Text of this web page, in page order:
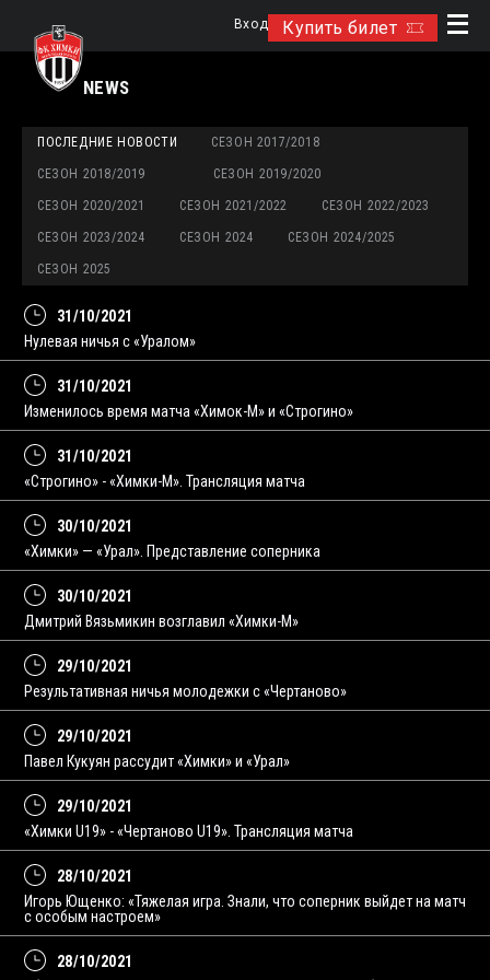
Купить билет
Вход
NEWS
ПОСЛЕДНИЕ НОВОСТИ СЕЗОН 2017/2018
СЕЗОН 2018/2019 СЕЗОН 2019/2020
СЕЗОН 2020/2021 СЕЗОН 2021/2022 СЕЗОН 2022/2023
СЕЗОН 2023/2024 СЕЗОН 2024 СЕЗОН 2024/2025
СЕЗОН 2025
31/10/2021
Нулевая ничья с «Уралом»
31/10/2021
Изменилось время матча «Химок-М» и «Строгино»
31/10/2021
«Строгино» - «Химки-М». Трансляция матча
30/10/2021
«Химки» — «Урал». Представление соперника
30/10/2021
Дмитрий Вязьмикин возглавил «Химки-М»
29/10/2021
Результативная ничья молодежки с «Чертаново»
29/10/2021
Павел Кукуян рассудит «Химки» и «Урал»
29/10/2021
«Химки U19» - «Чертаново U19». Трансляция матча
28/10/2021
Игорь Ющенко: «Тяжелая игра. Знали, что соперник выйдет на матч
с особым настроем»
28/10/2021